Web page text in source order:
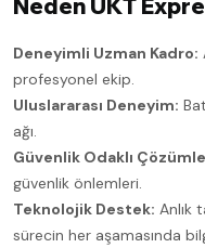
Neden UKT
Deneyimli Uzman Kadro:
profesyonel ekip.
Uluslararası Deneyim:
ağı.
Güvenlik Odaklı
güvenlik önlemleri.
Teknolojik Destek: Anlık
sürecin her aşamasında